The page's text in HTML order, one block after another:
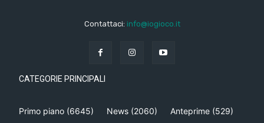
Contattaci: info@iogioco.it
CATEGORIE PRINCIPALI
Primo piano (6645) News (2060) Anteprime (529)